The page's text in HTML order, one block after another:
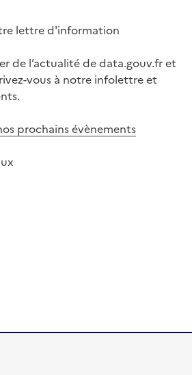
lettre d'information
de l’actualité de data.gouv.fr et
vous à notre infolettre et
prochains évènements